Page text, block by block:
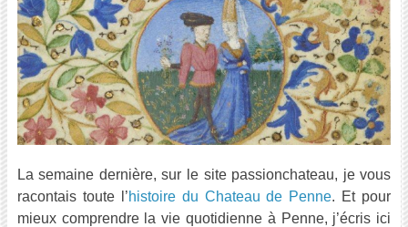
La semaine dernière, sur le site passionchateau, je vous
racontais toute l’histoire du Chateau de Penne. Et pour
mieux comprendre la vie quotidienne à Penne, j’écris ici